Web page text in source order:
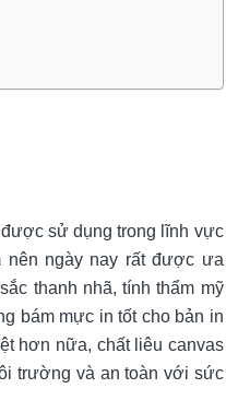
sử dụng trong lĩnh vực
nên ngày nay rất được ưa
thanh nhã, tính thẩm mỹ
bám mực in tốt cho bản in
hơn nữa, chất liêu canvas
trường và an toàn với sức